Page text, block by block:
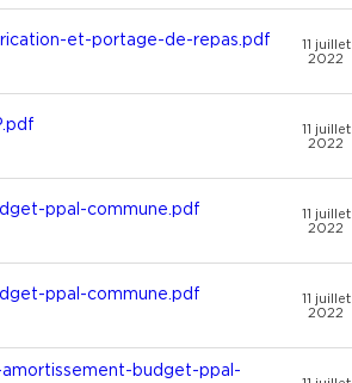
et-portage-de-repas.pdf
11 juillet
2022
11 juillet
2022
ppal-commune.pdf
11 juillet
2022
ppal-commune.pdf
11 juillet
2022
budget-ppal-